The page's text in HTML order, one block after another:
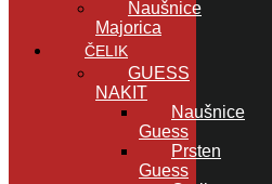
Naušnice
Majorica
ČELIK
GUESS
NAKIT
Naušnice
Guess
Prsten
Guess